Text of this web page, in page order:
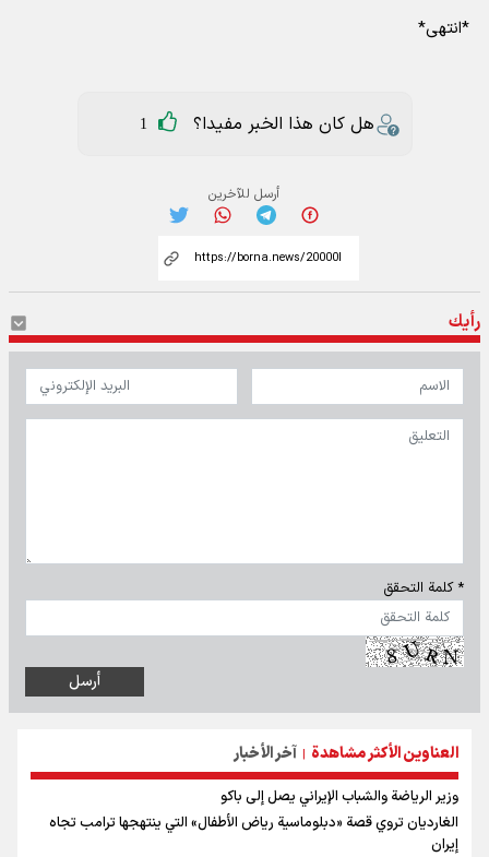
*انتهی*
هل كان هذا الخبر مفيدا؟ 1
أرسل للآخرين
رأيك
* كلمة التحقق
العناوين الأكثر مشاهدة | آخر الأخبار
وزير الرياضة والشباب الإيراني يصل إلى باكو
الغارديان تروي قصة «دبلوماسية رياض الأطفال» التي ينتهجها ترامب تجاه
إيران